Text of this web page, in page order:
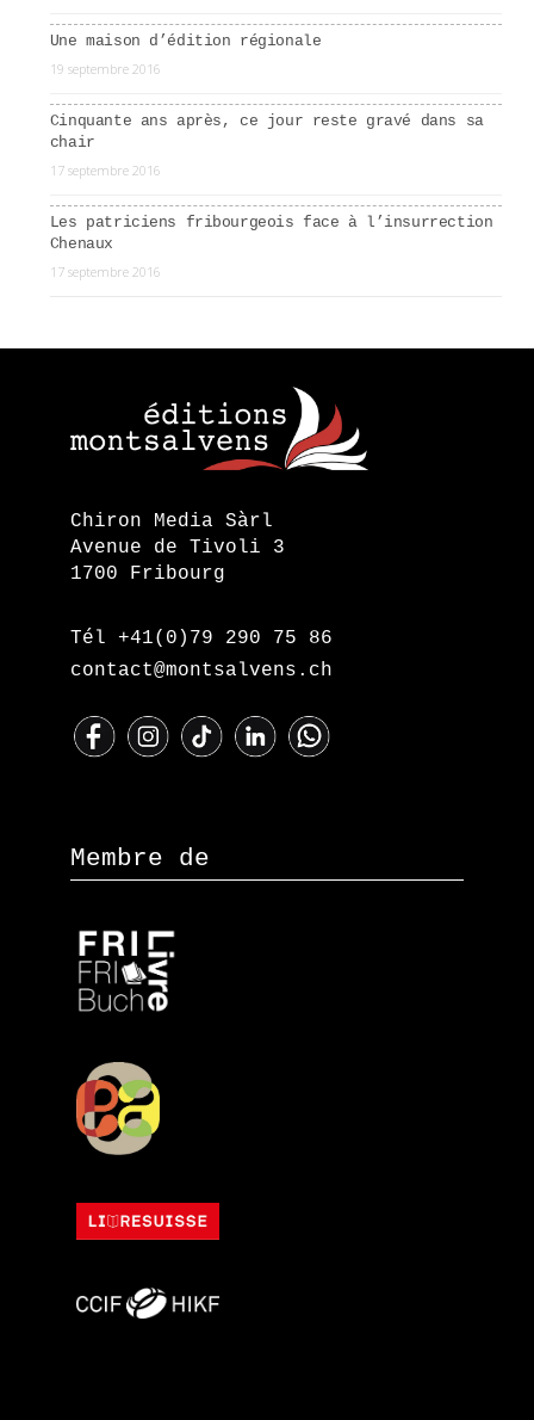
Une maison d’édition régionale
19 septembre 2016
Cinquante ans après, ce jour reste gravé dans sa
chair
17 septembre 2016
Les patriciens fribourgeois face à l’insurrection
Chenaux
17 septembre 2016
Chiron Media Sàrl
Avenue de Tivoli 3
1700 Fribourg
Tél +41(0)79 290 75 86
contact@montsalvens.ch
Membre de